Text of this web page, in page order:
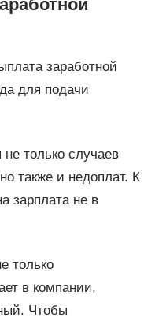
заработной
для подачи
только случаев
также и недоплат. К
зарплата не в
только
в компании,
Чтобы